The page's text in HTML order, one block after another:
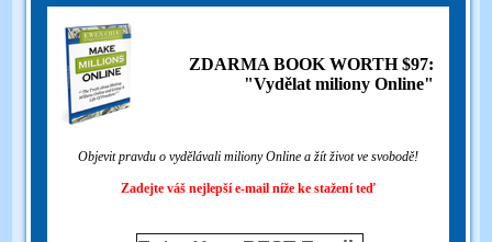
ZDARMA BOOK WORTH $97:
"Vydělat miliony Online"
Objevit pravdu o vydělávali miliony Online a žít život ve svobodě!
Zadejte váš nejlepší e-mail níže ke stažení teď